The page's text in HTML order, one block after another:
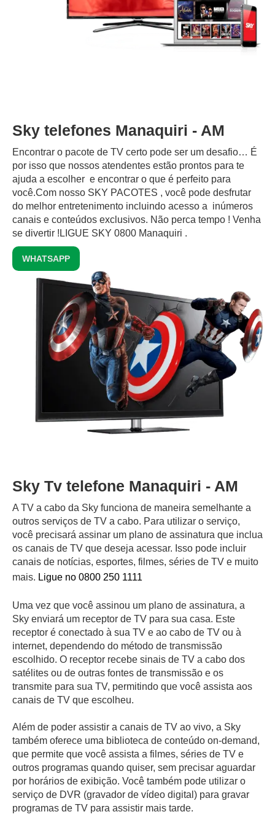
Sky telefones Manaquiri - AM
Encontrar o pacote de TV certo pode ser um desafio… É
por isso que nossos atendentes estão prontos para te
ajuda a escolher e encontrar o que é perfeito para
você.Com nosso SKY PACOTES , você pode desfrutar
do melhor entretenimento incluindo acesso a inúmeros
canais e conteúdos exclusivos.‍ Não perca tempo ! Venha
se divertir !LIGUE SKY 0800 Manaquiri .
WHATSAPP
Sky Tv telefone Manaquiri - AM
A TV a cabo da Sky funciona de maneira semelhante a
outros serviços de TV a cabo. Para utilizar o serviço,
você precisará assinar um plano de assinatura que inclua
os canais de TV que deseja acessar. Isso pode incluir
canais de notícias, esportes, filmes, séries de TV e muito
mais. Ligue no 0800 250 1111
Uma vez que você assinou um plano de assinatura, a
Sky enviará um receptor de TV para sua casa. Este
receptor é conectado à sua TV e ao cabo de TV ou à
internet, dependendo do método de transmissão
escolhido. O receptor recebe sinais de TV a cabo dos
satélites ou de outras fontes de transmissão e os
transmite para sua TV, permitindo que você assista aos
canais de TV que escolheu.
Além de poder assistir a canais de TV ao vivo, a Sky
também oferece uma biblioteca de conteúdo on-demand,
que permite que você assista a filmes, séries de TV e
outros programas quando quiser, sem precisar aguardar
por horários de exibição. Você também pode utilizar o
serviço de DVR (gravador de vídeo digital) para gravar
programas de TV para assistir mais tarde.